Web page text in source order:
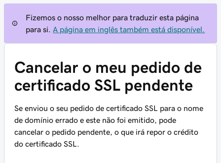
Fizemos o nosso melhor para traduzir esta página
para si.
A página em inglês também está disponível.
Cancelar o meu pedido de
certificado SSL pendente
Se enviou o seu pedido de certificado SSL para o nome
de domínio errado e este não foi emitido, pode
cancelar o pedido pendente, o que irá repor o crédito
do certificado SSL.